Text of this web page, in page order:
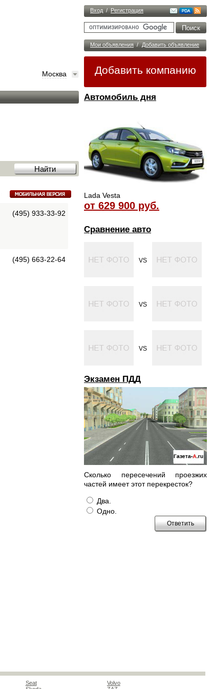
Вход / Регистрация
Мои объявления / Добавить объявление
Добавить компанию
Автомобиль дня
Lada Vesta
от 629 900 руб.
Сравнение авто
VS
VS
VS
Экзамен ПДД
Сколько пересечений проезжих
частей имеет этот перекресток?
Два.
Одно.
Москва
(495) 933-33-92
(495) 663-22-64
Seat
Volvo